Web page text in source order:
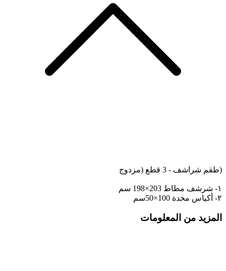
(طقم شراشف - 3 قطع (مزدوج
١- شرشف مطاط 203×198 سم
٢- أكياس مخدة 100×50سم
المزيد من المعلومات